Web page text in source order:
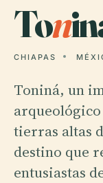
Ton
CHIAPAS
Toniná, un
arqueológico
tierras altas
destino que
entusiastas